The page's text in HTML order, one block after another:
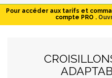
Pour accéder aux tarifs et
compte PRO .